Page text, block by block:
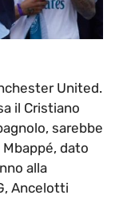
United.
il Cristiano
sarebbe
dato
alla
Ancelotti